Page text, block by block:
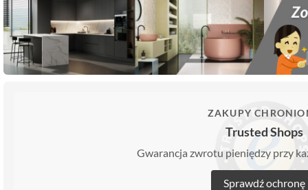
ZAKUPY
Trusted Shops
Gwarancja zwrotu pieniędzy przy
Sprawdź ochronę